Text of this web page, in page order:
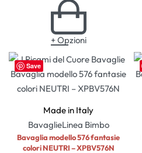
+ Opzioni
Save
Made in Italy
BavaglieLinea Bimbo
Bavaglia modello 576 fantasie
colori NEUTRI – XPBV576N